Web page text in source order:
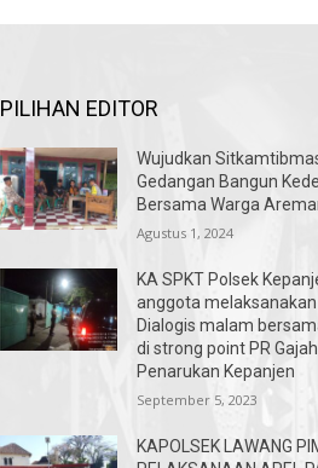
PILIHAN EDITOR
Wujudkan
Gedangan Bangun
Bersama Warga
Agustus 1, 2024
KA SPKT Polsek
anggota
Dialogis malam
di strong point PR
Penarukan Kepanjen
September 5, 2023
KAPOLSEK LAWANG